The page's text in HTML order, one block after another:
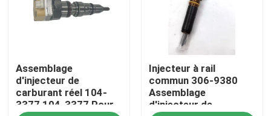
Produits
Vidéos
Assemblage
d'injecteur de
carburant réel 104-
3377 104-3377 Pour
Injecteur à rail
commun 306-9380
Assemblage
d'injecteur de